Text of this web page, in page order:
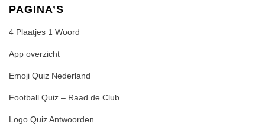
PAGINA’S
4 Plaatjes 1 Woord
App overzicht
Emoji Quiz Nederland
Football Quiz – Raad de Club
Logo Quiz Antwoorden